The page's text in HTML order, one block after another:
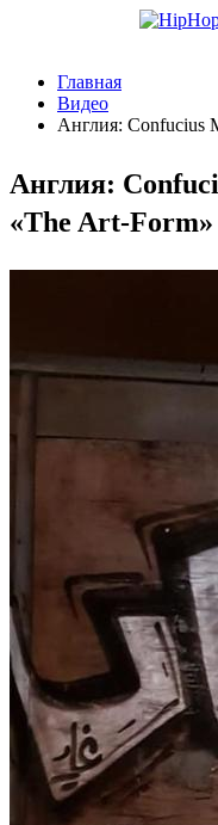
Главная
Видео
Англия: Confucius
Англия:
«The Art-Form»